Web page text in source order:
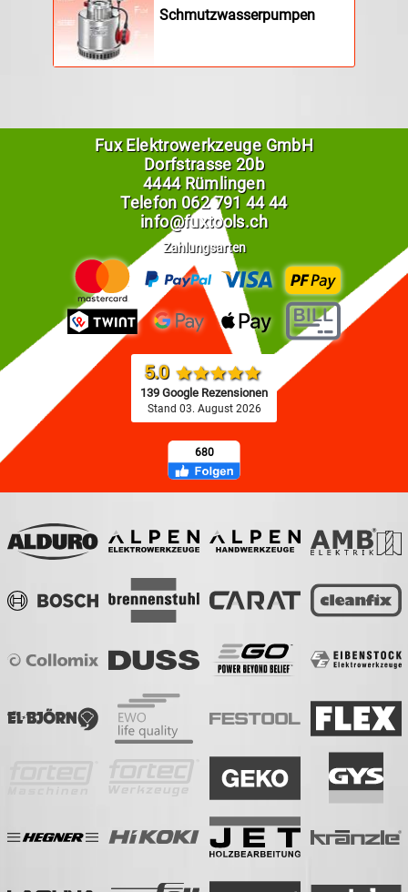
Schmutzwasserpumpen
Fux Elektrowerkzeuge GmbH
Dorfstrasse 20b
4444 Rümlingen
Telefon 062 791 44 44
info@fuxtools.ch
Zahlungsarten
5.0
139 Google Rezensionen
Stand 03. August 2026
680